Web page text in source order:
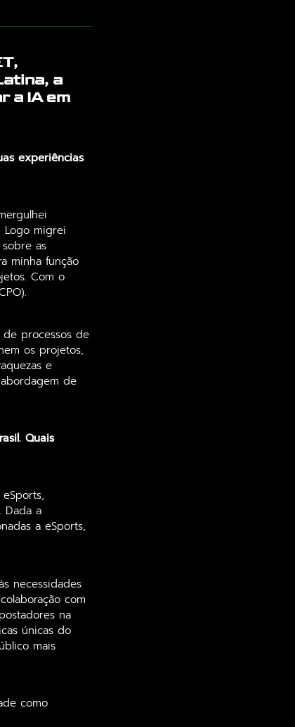
a
a IA em
experiências
Logo migrei
as
minha função
Com o
processos de
os projetos,
e
de
Quais
Dada a
a eSports,
necessidades
com
na
únicas do
mais
como